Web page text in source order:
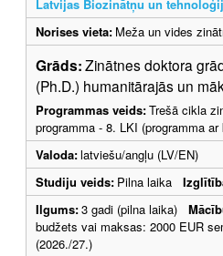
Latvijas Biozinātņu un
Norises vieta: Meža un vides
Grāds:Zinātnes doktora
(Ph.D.) humanitārajās un
Programmas veids:Trešā cikla
programma - 8. LKI (programma ar
Valoda:latviešu/angļu (LV/EN)
Studiju veids: Pilna laika
Ilgums:3 gadi (pilna laika)
budžets vai maksas: 2000 EUR
(2026./27.)